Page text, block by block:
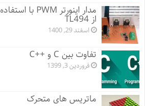
مدار اینورتر PWM با استفاده
از TL494
اسفند 29, 1400
تفاوت بین C و ++C
فروردین 3, 1399
ماتریس های متحرک